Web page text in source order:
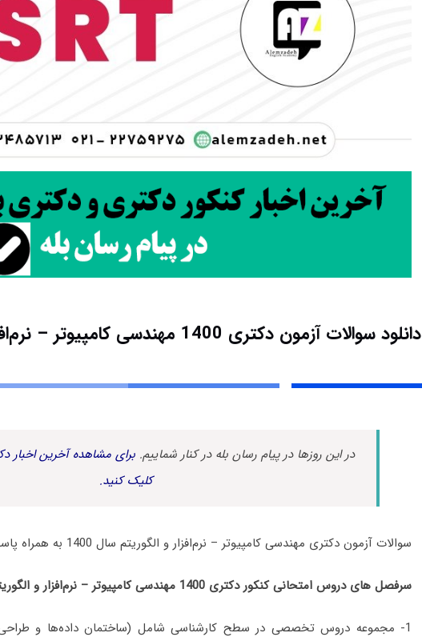
دانلود سوالات آزمون دکتری 1400 مهندسی کامپیوتر – نرم‌افزار و الگوریتم (2354)
در این روزها در پیام رسان بله در کنار شماییم. برای مشاهده آخرین اخبار
کلیک کنید.
سوالات آزمون دکتری مهندسی کامپیوتر – نرم‌افزار و الگوریتم سال 1400 به همراه پاسخنامه کلیدی منتشر شد.
سرفصل های دروس امتحانی کنکور دکتری 1400 مهندسی کامپیوتر – نرم‌افزار و الگوریتم به شرح زیر بوده است:
1- مجموعه دروس تخصصی در سطح کارشناسی شامل (ساختمان داده‌ها و طراحی